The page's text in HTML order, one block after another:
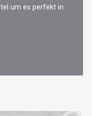
um es perfekt in